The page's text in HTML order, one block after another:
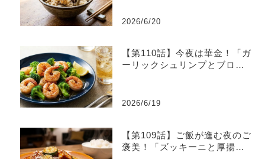
2026/6/20
【第110話】今夜は華金！「ガ
ーリックシュリンプとブロッ
2026/6/19
【第109話】ご飯が進む夜のご
褒美！「ズッキーニと厚揚げ